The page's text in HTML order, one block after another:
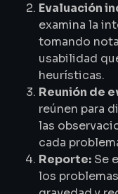
Evaluación
examina la
tomando
usabilidad
heurísticas.
Reunión de
reúnen para
las
cada
Reporte: Se
los